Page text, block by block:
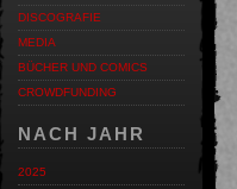
DISCOGRAFIE
MEDIA
BÜCHER UND COMICS
CROWDFUNDING
NACH JAHR
2025